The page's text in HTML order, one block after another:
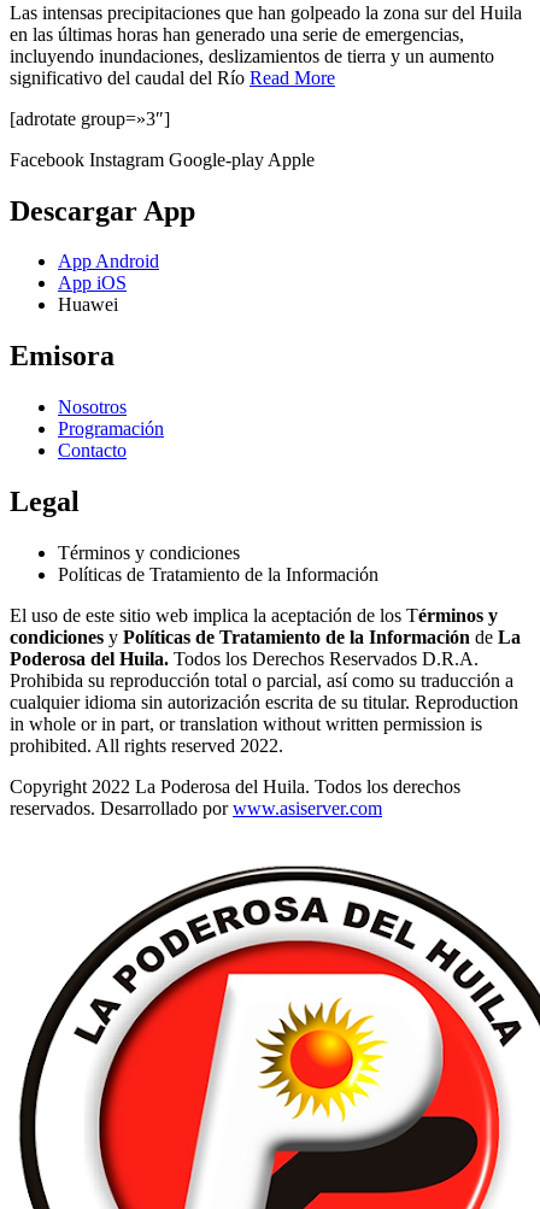
Las intensas precipitaciones que han golpeado la zona sur del Huila
en las últimas horas han generado una serie de emergencias,
incluyendo inundaciones, deslizamientos de tierra y un aumento
significativo del caudal del Río Read More
[adrotate group=»3″]
Facebook Instagram Google-play Apple
Descargar App
App Android
App iOS
Huawei
Emisora
Nosotros
Programación
Contacto
Legal
Términos y condiciones
Políticas de Tratamiento de la Información
El uso de este sitio web implica la aceptación de los Términos y
condiciones y Políticas de Tratamiento de la Información de La
Poderosa del Huila. Todos los Derechos Reservados D.R.A.
Prohibida su reproducción total o parcial, así como su traducción a
cualquier idioma sin autorización escrita de su titular. Reproduction
in whole or in part, or translation without written permission is
prohibited. All rights reserved 2022.
Copyright 2022 La Poderosa del Huila. Todos los derechos
reservados. Desarrollado porwww.asiserver.com